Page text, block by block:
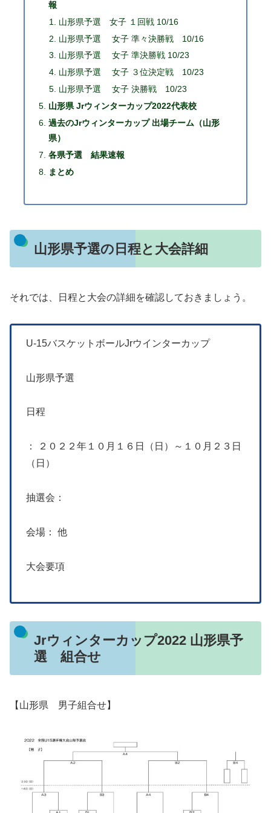
報
山形県予選 女子 １回戦 10/16
山形県予選 女子 準々決勝戦 10/16
山形県予選 女子 準決勝戦 10/23
山形県予選 女子 ３位決定戦 10/23
山形県予選 女子 決勝戦 10/23
山形県 Jrウィンターカップ2022代表校
過去のJrウィンターカップ 出場チーム（山形
県）
各県予選 結果速報
まとめ
山形県予選の日程と大会詳細
それでは、日程と大会の詳細を確認しておきましょう。
U-15バスケットボールJrウインターカップ
山形県予選
日程
： ２０２２年１０月１６日（日）～１０月２３日
（日）
抽選会：
会場： 他
大会要項
Jrウィンターカップ2022 山形県予
選 組合せ
【山形県 男子組合せ】